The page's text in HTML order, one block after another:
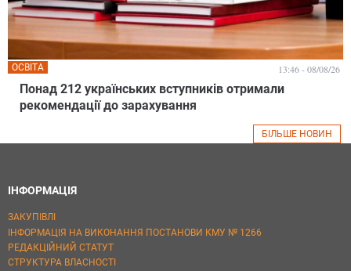
Понад 212 українських вступників отримали
рекомендації до зарахування
ОСВІТА 13:46 - 08/08/26
БІЛЬШЕ НОВИН
ІНФОРМАЦІЯ
ЗАКУПІВЛІ
ІНФОРМАЦІЯ НА ВИКОНАННЯ ПОСТАНОВИ КМУ № 1266
РЕДАКЦІЙНИЙ СТАТУТ
СТРУКТУРА ВЛАСНОСТІ